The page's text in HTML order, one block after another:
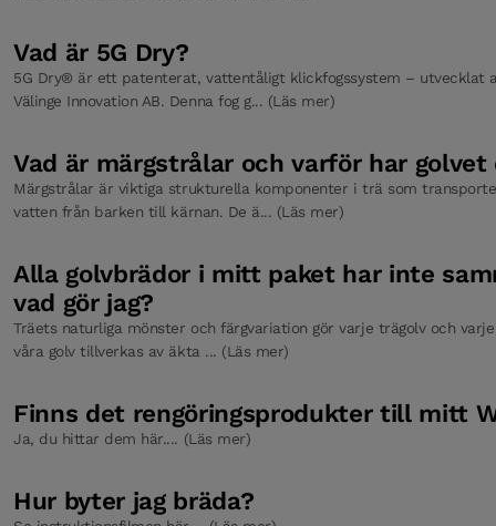
Spray Mop
Vad är 5G Dry?
5G Dry® är ett patenterat, vattentåligt klickfogssystem – utvecklat
Välinge Innovation AB. Denna fog g... (Läs mer)
Vad är märgstrålar och varför har golvet
Märgstrålar är viktiga strukturella komponenter i trä som
vatten från barken till kärnan. De ä... (Läs mer)
Alla golvbrädor i mitt paket har inte
vad gör jag?
Träets naturliga mönster och färgvariation gör varje trägolv och
våra golv tillverkas av äkta ... (Läs mer)
Finns det rengöringsprodukter till mitt
Ja, du hittar dem här.... (Läs mer)
Hur byter jag bräda?